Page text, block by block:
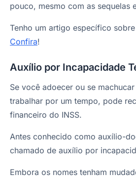
pouco, mesmo com as sequelas
Tenho um artigo específico
Confira!
Auxílio por Incapacidade
Se você adoecer ou se
trabalhar por um tempo, pode
financeiro do INSS.
Antes conhecido como auxílio-
chamado de auxílio por
Embora os nomes tenham